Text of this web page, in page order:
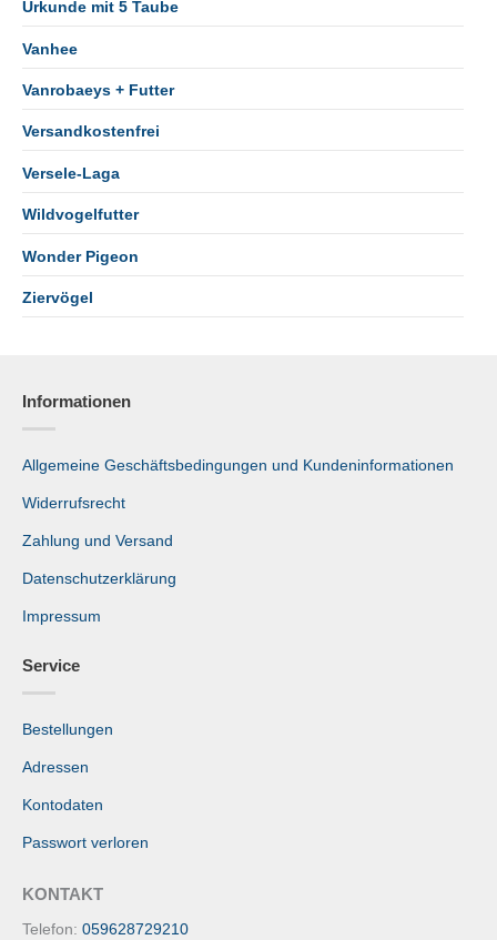
Urkunde mit 5 Taube
Vanhee
Vanrobaeys + Futter
Versandkostenfrei
Versele-Laga
Wildvogelfutter
Wonder Pigeon
Ziervögel
Informationen
Allgemeine Geschäftsbedingungen und Kundeninformationen
Widerrufsrecht
Zahlung und Versand
Datenschutzerklärung
Impressum
Service
Bestellungen
Adressen
Kontodaten
Passwort verloren
KONTAKT
Telefon: 059628729210